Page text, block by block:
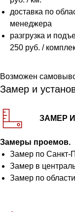
доставка по
менеджера
разгрузка и
250 руб. /
Возможен
Замер и
ЗАМЕР
Замеры проемов.
Замер по Санкт-
Замер в
Замер по